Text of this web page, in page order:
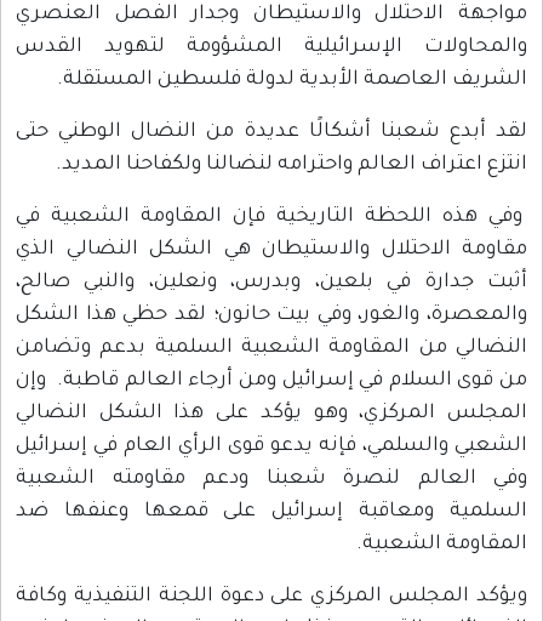
مواجهة الاحتلال والاستيطان وجدار الفصل العنصري
والمحاولات الإسرائيلية المشؤومة لتهويد القدس
الشريف العاصمة الأبدية لدولة فلسطين المستقلة.
لقد أبدع شعبنا أشكالًا عديدة من النضال الوطني حتى
انتزع اعتراف العالم واحترامه لنضالنا ولكفاحنا المديد.
وفي هذه اللحظة التاريخية فإن المقاومة الشعبية في
مقاومة الاحتلال والاستيطان هي الشكل النضالي الذي
أثبت جدارة في بلعين، وبدرس، ونعلين، والنبي صالح،
والمعصرة، والغور، وفي بيت حانون؛ لقد حظي هذا الشكل
النضالي من المقاومة الشعبية السلمية بدعم وتضامن
من قوى السلام في إسرائيل ومن أرجاء العالم قاطبة. وإن
المجلس المركزي، وهو يؤكد على هذا الشكل النضالي
الشعبي والسلمي، فإنه يدعو قوى الرأي العام في إسرائيل
وفي العالم لنصرة شعبنا ودعم مقاومته الشعبية
السلمية ومعاقبة إسرائيل على قمعها وعنفها ضد
المقاومة الشعبية.
ويؤكد المجلس المركزي على دعوة اللجنة التنفيذية وكافة